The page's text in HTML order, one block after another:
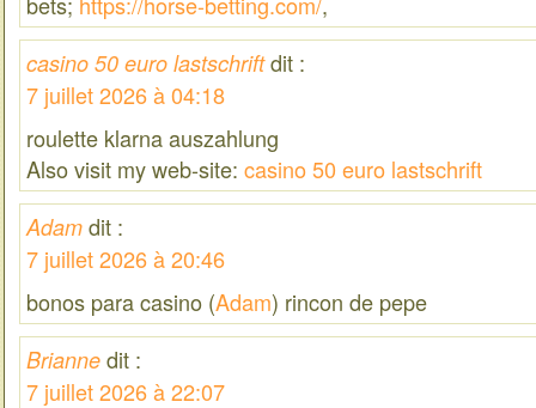
casino 50 euro lastschrift dit :
7 juillet 2026 à 04:18
roulette klarna auszahlung
Also visit my web-site: casino 50 euro lastschrift
Adam dit :
7 juillet 2026 à 20:46
bonos para casino (Adam) rincon de pepe
Brianne dit :
7 juillet 2026 à 22:07